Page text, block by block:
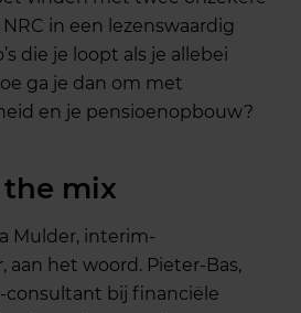
in een lezenswaardig
die je loopt als je allebei
ga je dan om met
en je pensioenopbouw?
the mix
Mulder, interim-
het woord. Pieter-Bas,
consultant bij financiële